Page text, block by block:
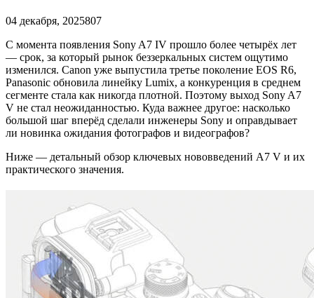
04 декабря, 2025807
С момента появления Sony A7 IV прошло более четырёх лет
— срок, за который рынок беззеркальных систем ощутимо
изменился. Canon уже выпустила третье поколение EOS R6,
Panasonic обновила линейку Lumix, а конкуренция в среднем
сегменте стала как никогда плотной. Поэтому выход Sony A7
V не стал неожиданностью. Куда важнее другое: насколько
большой шаг вперёд сделали инженеры Sony и оправдывает
ли новинка ожидания фотографов и видеографов?
Ниже — детальный обзор ключевых нововведений A7 V и их
практического значения.